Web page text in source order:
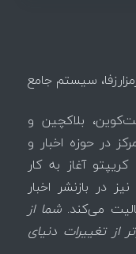
سیستم جامع
بلاکچین و
صورت متمرکز در حوزه اخبار و
آغاز به کار
بازنشر اخبار
می‌کند.شما از
از تغییرات دنیای